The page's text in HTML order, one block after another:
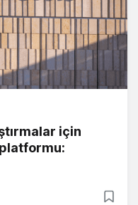
için